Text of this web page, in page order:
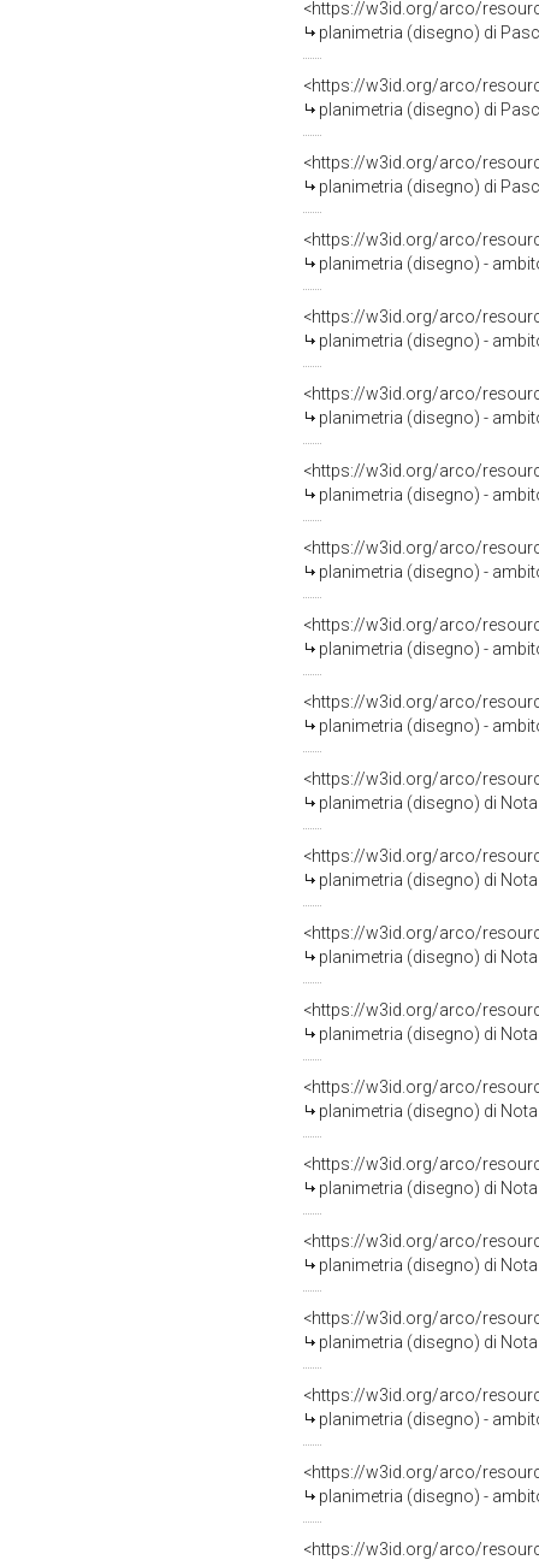
<https://w3id.org/arco/
planimetria (disegno) di
<https://w3id.org/arco/
planimetria (disegno) di
<https://w3id.org/arco/
planimetria (disegno) di
<https://w3id.org/arco/
planimetria (disegno) -
<https://w3id.org/arco/
planimetria (disegno) -
<https://w3id.org/arco/
planimetria (disegno) -
<https://w3id.org/arco/
planimetria (disegno) -
<https://w3id.org/arco/
planimetria (disegno) -
<https://w3id.org/arco/
planimetria (disegno) -
<https://w3id.org/arco/
planimetria (disegno) -
<https://w3id.org/arco/
planimetria (disegno) di
<https://w3id.org/arco/
planimetria (disegno) di
<https://w3id.org/arco/
planimetria (disegno) di
<https://w3id.org/arco/
planimetria (disegno) di
<https://w3id.org/arco/
planimetria (disegno) di
<https://w3id.org/arco/
planimetria (disegno) di
<https://w3id.org/arco/
planimetria (disegno) di
<https://w3id.org/arco/
planimetria (disegno) di
<https://w3id.org/arco/
planimetria (disegno) -
<https://w3id.org/arco/
planimetria (disegno) -
<https://w3id.org/arco/